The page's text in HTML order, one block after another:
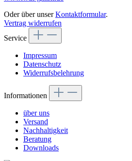
Oder über unserKontaktformular.
Vertrag widerrufen
Service
Impressum
Datenschutz
Widerrufsbelehrung
Informationen
über uns
Versand
Nachhaltigkeit
Beratung
Downloads